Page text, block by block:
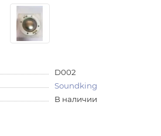
D002
Soundking
В наличии